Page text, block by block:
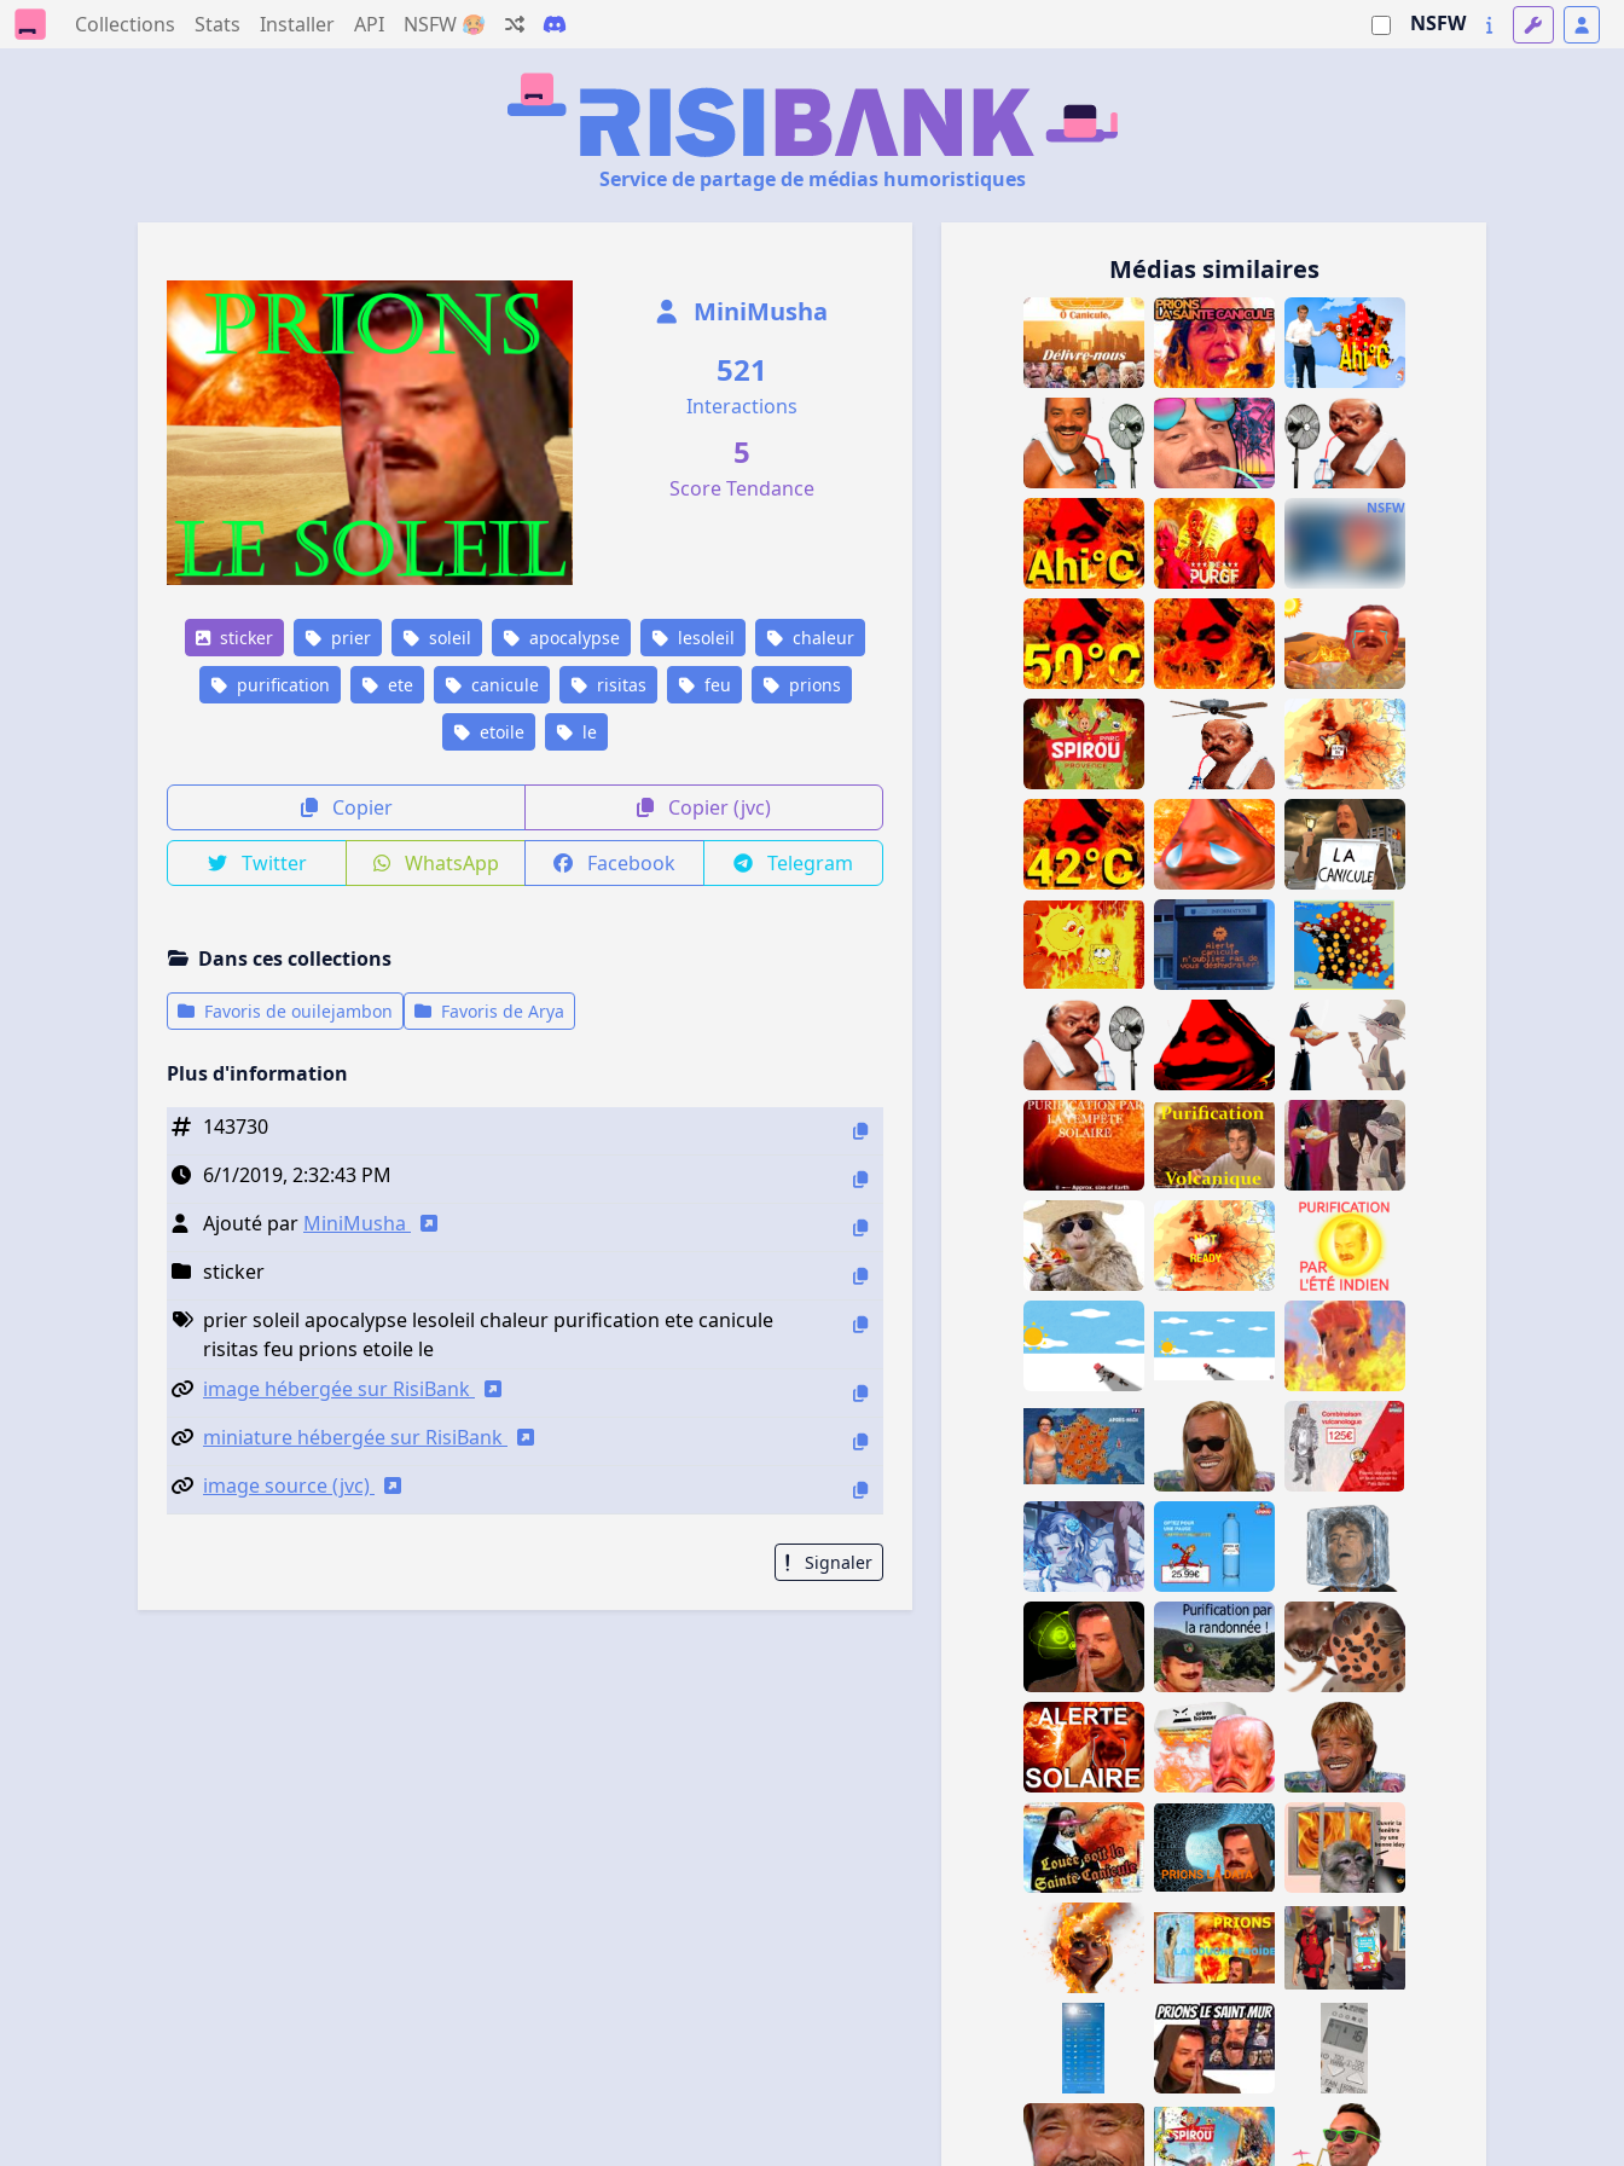
Collections Stats Installer API NSFW 🥵 NSFW
Service de partage de médias humoristiques
MiniMusha
521
Interactions
5
Score Tendance
sticker prier soleil apocalypse lesoleil chaleur
purification ete canicule risitas feu prions
etoile le
Copier Copier (jvc)
Twitter WhatsApp Facebook Telegram
Dans ces collections
Favoris de ouilejambon Favoris de Arya
Plus d'information
143730
6/1/2019, 2:32:43 PM
Ajouté par MiniMusha
sticker
prier soleil apocalypse lesoleil chaleur purification ete canicule
risitas feu prions etoile le
image hébergée sur RisiBank
miniature hébergée sur RisiBank
image source (jvc)
Signaler
Médias similaires
NSFW